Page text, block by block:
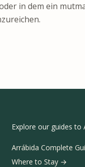
in dem ein
Explore our guides to
Arrábida Complete
Where to Stay →